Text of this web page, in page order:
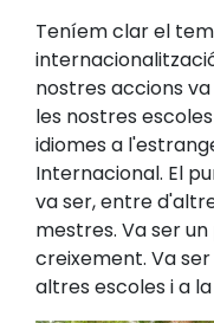
Teníem clar el
nostres accions
les nostres
idiomes a
Internacional. El
va ser, entre
mestres. Va ser
creixement. Va
altres escoles i a